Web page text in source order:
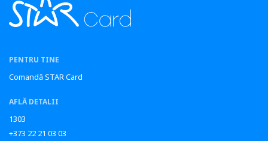
PENTRU TINE
Comandă STAR Card
AFLĂ DETALII
1303
+373 22 21 03 03